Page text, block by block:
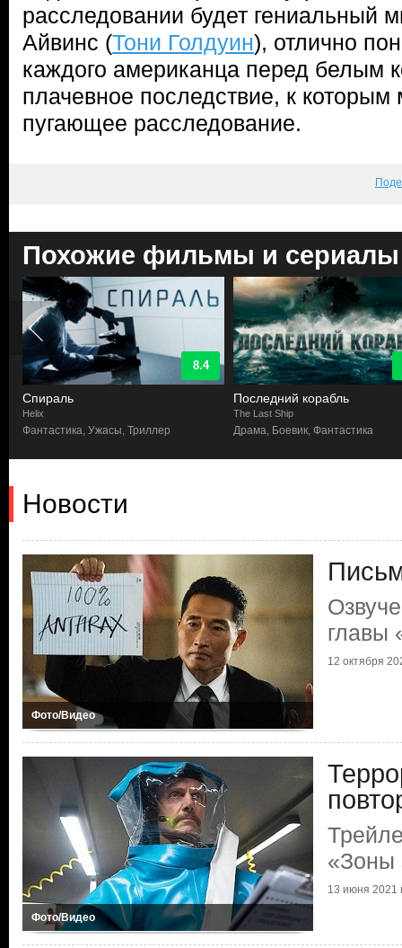
расследовании будет гениальный
Айвинс (Тони Голдуин), отлично
каждого американца перед белым
плачевное последствие, к которым
пугающее расследование.
Похожие фильмы и сериалы
8.4
Спираль
Helix
Фантастика, Ужасы, Триллер
Последний корабль
The Last Ship
Драма, Боевик, Фантастика
Новости
Фото/Видео
главы
12 октября
Фото/Видео
«Зоны
13 июня 2021